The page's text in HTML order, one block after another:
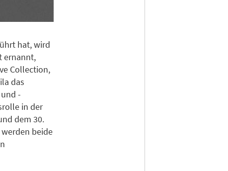
hat, wird
ernannt,
Collection,
das
-
in der
dem 30.
beide